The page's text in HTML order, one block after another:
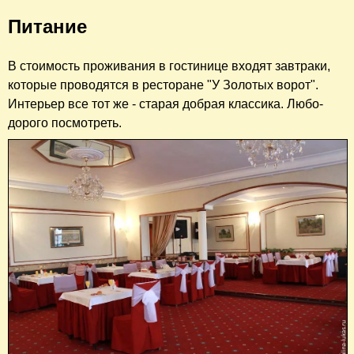
Питание
В стоимость проживания в гостинице входят завтраки,
которые проводятся в ресторане "У Золотых ворот".
Интерьер все тот же - старая добрая классика. Любо-
дорого посмотреть.